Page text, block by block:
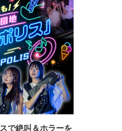
で絶叫＆ホラーを